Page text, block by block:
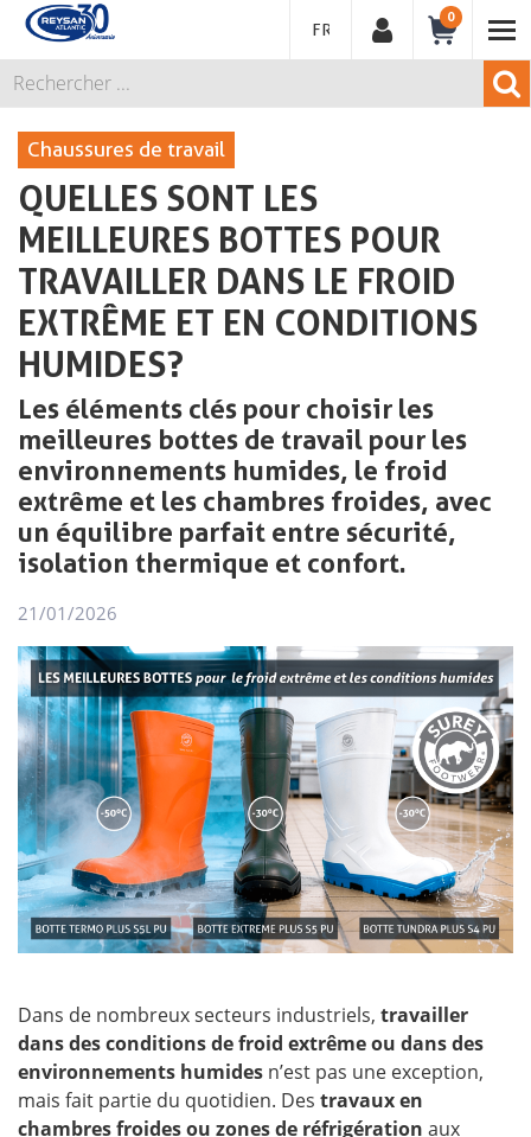
FRANÇAIS
0
Chaussures de travail
QUELLES SONT LES
MEILLEURES BOTTES POUR
TRAVAILLER DANS LE FROID
EXTRÊME ET EN CONDITIONS
HUMIDES?
Les éléments clés pour choisir les
meilleures bottes de travail pour les
environnements humides, le froid
extrême et les chambres froides, avec
un équilibre parfait entre sécurité,
isolation thermique et confort.
21/01/2026
Dans de nombreux secteurs industriels, travailler
dans des conditions de froid extrême ou dans des
environnements humides n’est pas une exception,
mais fait partie du quotidien. Des travaux en
chambres froides ou zones de réfrigération aux